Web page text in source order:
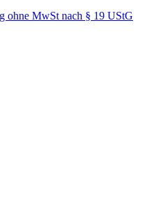
ohne MwSt nach § 19 UStG